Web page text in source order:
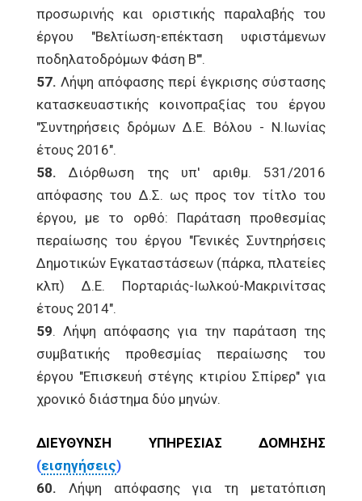
προσωρινής και οριστικής παραλαβής του
έργου "Βελτίωση-επέκταση υφιστάμενων
ποδηλατοδρόμων Φάση Β'".
57. Λήψη απόφασης περί έγκρισης σύστασης
κατασκευαστικής κοινοπραξίας του έργου
"Συντηρήσεις δρόμων Δ.Ε. Βόλου - Ν.Ιωνίας
έτους 2016".
58. Διόρθωση της υπ' αριθμ. 531/2016
απόφασης του Δ.Σ. ως προς τον τίτλο του
έργου, με το ορθό: Παράταση προθεσμίας
περαίωσης του έργου "Γενικές Συντηρήσεις
Δημοτικών Εγκαταστάσεων (πάρκα, πλατείες
κλπ) Δ.Ε. Πορταριάς-Ιωλκού-Μακρινίτσας
έτους 2014".
59. Λήψη απόφασης για την παράταση της
συμβατικής προθεσμίας περαίωσης του
έργου "Επισκευή στέγης κτιρίου Σπίρερ" για
χρονικό διάστημα δύο μηνών.
ΔΙΕΥΘΥΝΣΗ ΥΠΗΡΕΣΙΑΣ ΔΟΜΗΣΗΣ
(εισηγήσεις)
60. Λήψη απόφασης για τη μετατόπιση